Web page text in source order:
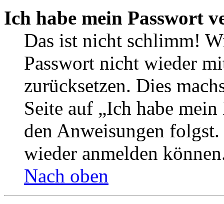
Ich habe mein Passwort
Das ist nicht schlimm!
Passwort nicht wieder
zurücksetzen. Dies
Seite auf „Ich habe
den Anweisungen
wieder anmelden
Nach oben